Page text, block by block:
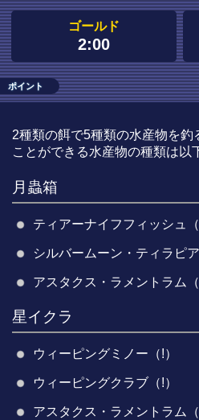
ゴールド
2:00
ポイント
2種類の餌で5種類の水産物を釣
ことができる水産物の種類は以
月蟲箱
ティアーナイフフィッシュ（
シルバームーン・ティラピア
アスタクス・ラメントラム
星イクラ
ウィーピングミノー（!）
ウィーピングクラブ（!）
アスタクス・ラメントラム